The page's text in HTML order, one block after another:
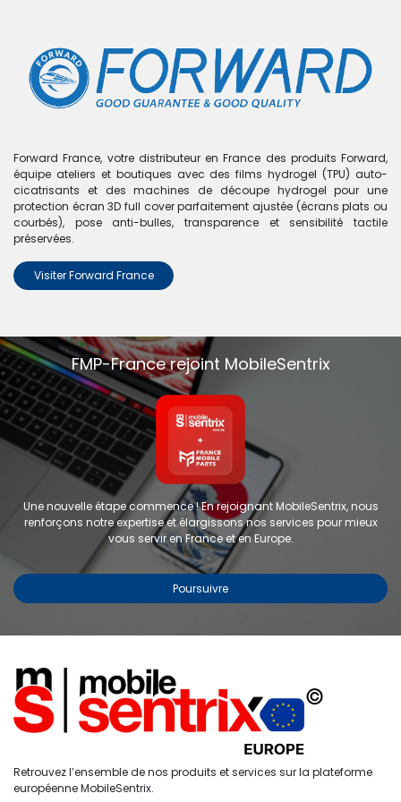
Étiquettes
Accueil Recherche
0
Compte
Boutique 0 articles trouvés.
Nous n'avons trouvé aucun
produit !
Aucun produit défini dans la catégorieA32 4G - A325.
Forward France, votre distributeur en France des produits Forward,
équipe ateliers et boutiques avec des films hydrogel (TPU) auto-
cicatrisants et des machines de découpe hydrogel pour une
protection écran 3D full cover parfaitement ajustée (écrans plats ou
courbés), pose anti-bulles, transparence et sensibilité tactile
préservées.
Visiter Forward France
FMP-France rejoint MobileSentrix
Une nouvelle étape commence ! En rejoignant MobileSentrix, nous
renforçons notre expertise et élargissons nos services pour mieux
vous servir en France et en Europe.
Poursuivre
Retrouvez l’ensemble de nos produits et services sur la plateforme
européenne MobileSentrix.
Copyright © 2024 FMP-France. Tous droits réservés